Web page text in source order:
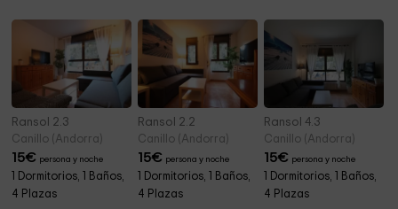
Ransol 2.3
Canillo (Andorra)
15€ persona y noche
1 Dormitorios, 1 Baños,
4 Plazas
Ransol 2.2
Canillo (Andorra)
15€ persona y noche
1 Dormitorios, 1 Baños,
4 Plazas
Ransol 4.3
Canillo (Andorra)
15€ persona y noche
1 Dormitorios, 1 Baños,
4 Plazas